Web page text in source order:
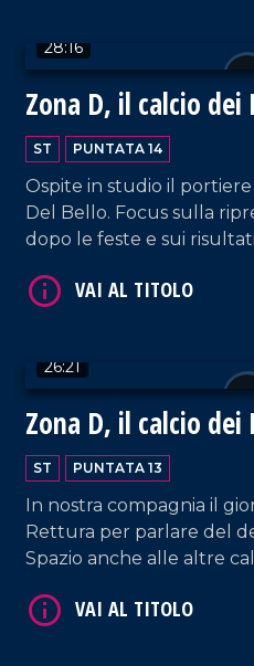
28:16
Zona D, il calcio
ST PUNTATA 14
Ospite in studio il
Del Bello. Focus sulla
dopo le feste e sui
26:21
Zona D, il calcio
ST PUNTATA 13
In nostra compagnia il
Rettura per parlare del
Spazio anche alle altre
VAI AL TITOLO
VAI AL TITOLO
VAI AL TITOLO